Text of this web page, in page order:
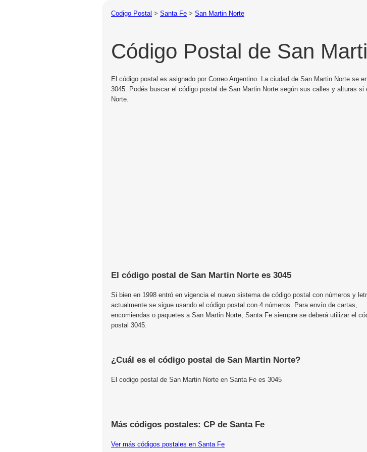
Codigo Postal > Santa Fe > San Martin Norte
Código Postal de San
El código postal es asignado por Correo Argentino. La ciudad de San Martin Norte se
3045. Podés buscar el código postal de San Martin Norte según sus calles y alturas
Norte.
El código postal de San Martin Norte es 3045
Si bien en 1998 entró en vigencia el nuevo sistema de código postal con números y
actualmente se sigue usando el código postal con 4 números. Para envío de cartas,
encomiendas o paquetes a San Martin Norte, Santa Fe siempre se deberá utilizar el
postal 3045.
¿Cuál es el código postal de San Martin Norte?
El codigo postal de San Martin Norte en Santa Fe es 3045
Más códigos postales: CP de Santa Fe
Ver más códigos postales en Santa Fe